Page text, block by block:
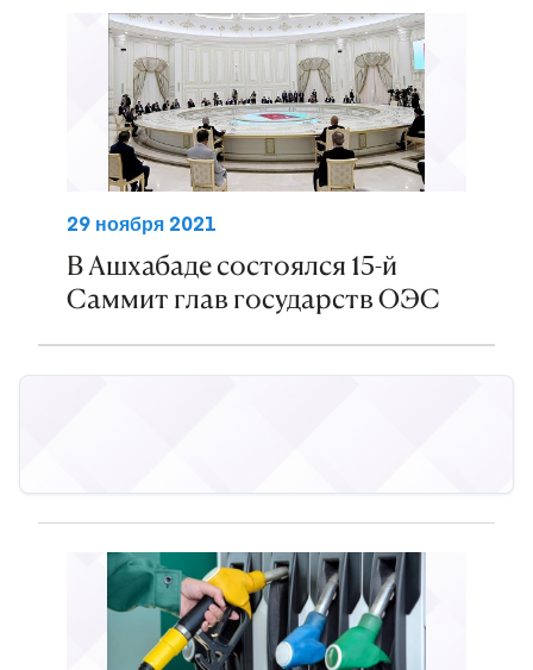
29 ноября 2021
В Ашхабаде состоялся 15-й
Саммит глав государств ОЭС